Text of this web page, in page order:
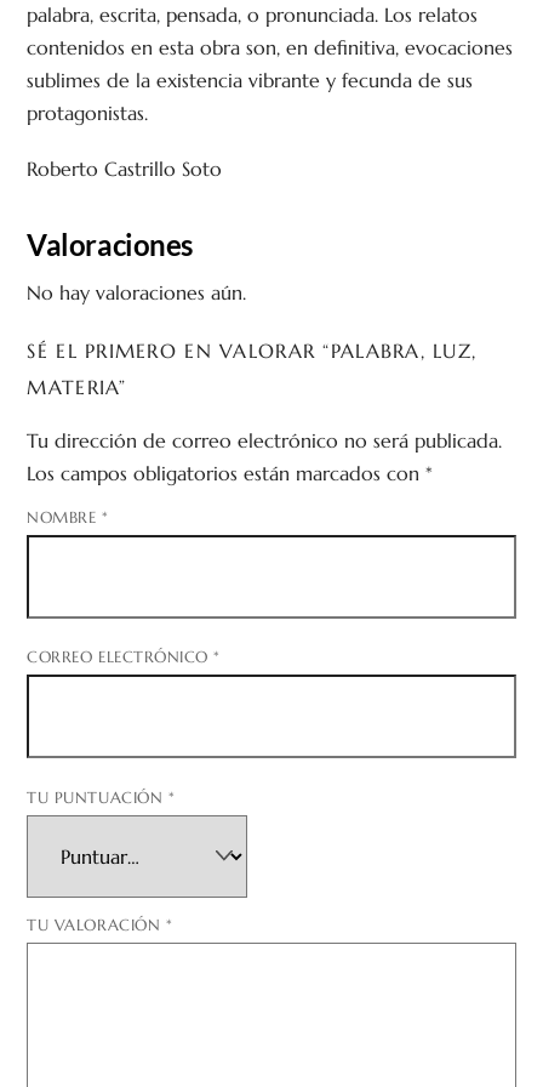
palabra, escrita, pensada, o pronunciada. Los relatos
contenidos en esta obra son, en definitiva, evocaciones
sublimes de la existencia vibrante y fecunda de sus
protagonistas.
Roberto Castrillo Soto
Valoraciones
No hay valoraciones aún.
SÉ EL PRIMERO EN VALORAR “PALABRA, LUZ,
MATERIA”
Tu dirección de correo electrónico no será publicada.
Los campos obligatorios están marcados con*
NOMBRE *
CORREO ELECTRÓNICO*
TU PUNTUACIÓN *
TU VALORACIÓN *